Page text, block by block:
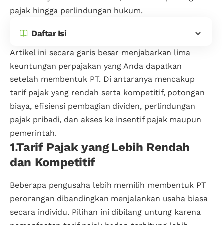
pajak hingga perlindungan hukum.
Daftar Isi
Artikel ini secara garis besar menjabarkan lima
keuntungan perpajakan yang Anda dapatkan
setelah membentuk PT. Di antaranya mencakup
tarif pajak yang rendah serta kompetitif, potongan
biaya, efisiensi pembagian dividen, perlindungan
pajak pribadi, dan akses ke insentif pajak maupun
pemerintah.
1.Tarif Pajak yang Lebih Rendah
dan Kompetitif
Beberapa pengusaha lebih memilih membentuk PT
perorangan dibandingkan menjalankan usaha biasa
secara individu. Pilihan ini dibilang untung karena